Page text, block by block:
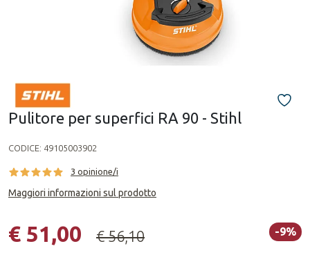
Pulitore per superfici RA 90 - Stihl
CODICE: 49105003902
3 opinione/i
Maggiori informazioni sul prodotto
-9%
€ 51,00 € 56,10